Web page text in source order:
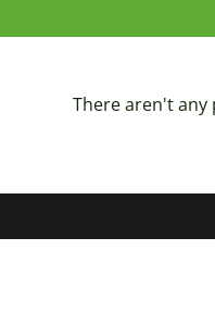
There aren't